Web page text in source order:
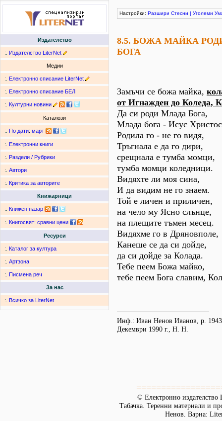
Издателство
:. Издателство LiterNet
Медии
:. Електронно списание LiterNet
:. Електронно списание БЕЛ
:. Културни новини
Каталози
:. По дати: март
:. Електронни книги
:. Раздели / Рубрики
:. Автори
:. Критика за авторите
Книжарници
:. Книжен пазар
:. Книгосвят: сравни цени
Ресурси
:. Каталог за култура
:. Артзона
:. Писмена реч
За нас
:. Всичко за LiterNet
Настройки: Разшири Стесни | Уголеми
8.5. БОЖА МАЙКА
БОГА
Замъчи се божа майка,
от Игнажден до Коледа,
Да си роди Млада Бога,
Млада бога - Исус
Родила го - не го видя,
Тръгнала е да го дири,
срещнала е тумба момци,
тумба момци коледници.
Видяхте ли моя сина,
И да видим не го знаем.
Той е личен и приличен,
на чело му Ясно слънце,
на плещите тъмен месец.
Видяхме го в Дряновполе,
Канеше се да си дойде,
да си дойде за Колада.
Тебе пеем Божа майко,
тебе пеем Бога славим,
Инф.: Иван Ненов Иванов, р. 1943
Декември 1990 г., Н. Н.
© Електронно издателство
Табачка. Теренни материали и
Ненов. Варна: